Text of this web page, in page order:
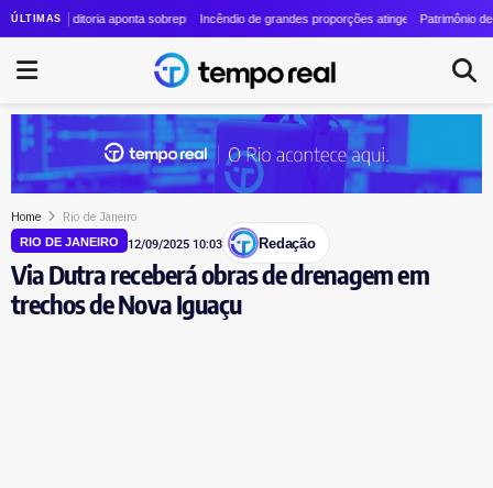
ÚLTIMASquase 24 vezes em quatro anos
auditoria aponta sobrepreço de R$ 20 milhões em contrato de R$ 56 milhões
Incêndio de grandes proporções atinge o Parque Estadual do
Patrimônio de Lauro
Home Rio de Janeiro
RIO DE JANEIRO 12/09/2025 10:03 Redação
Via Dutra receberá obras de drenagem em
trechos de Nova Iguaçu